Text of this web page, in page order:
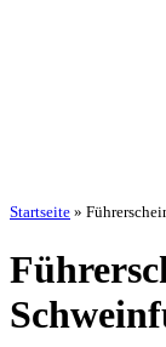
Startseite »